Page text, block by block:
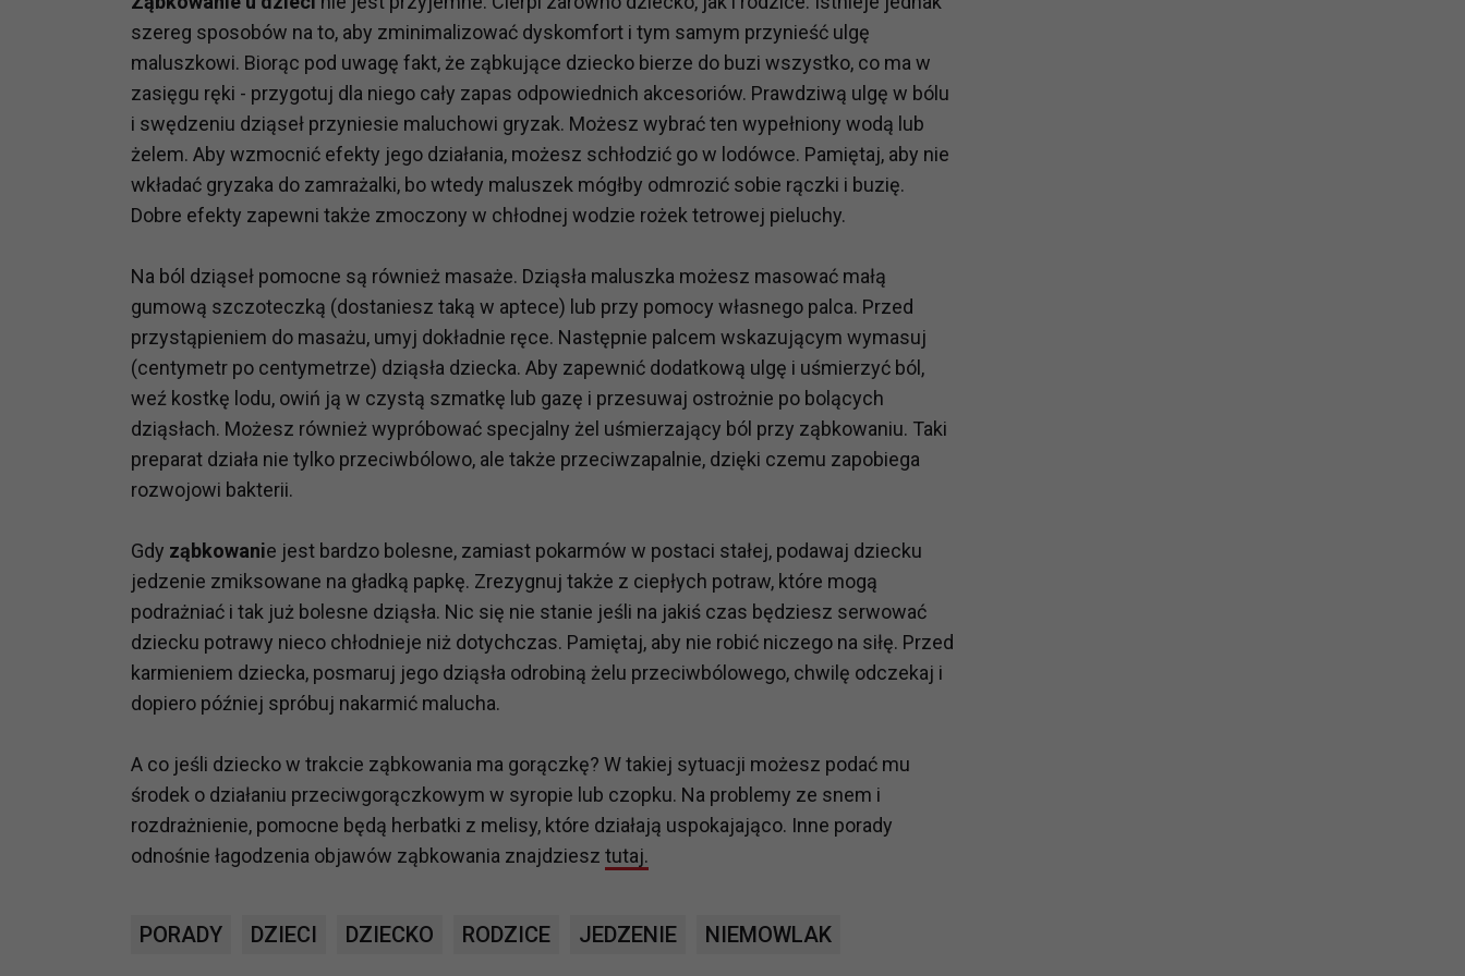
szereg sposobów na to, aby zminimalizować dyskomfort i tym samym przynieść ulgę
maluszkowi. Biorąc pod uwagę fakt, że ząbkujące dziecko bierze do buzi wszystko, co ma w
zasięgu ręki - przygotuj dla niego cały zapas odpowiednich akcesoriów. Prawdziwą ulgę w bólu
i swędzeniu dziąseł przyniesie maluchowi gryzak. Możesz wybrać ten wypełniony wodą lub
żelem. Aby wzmocnić efekty jego działania, możesz schłodzić go w lodówce. Pamiętaj, aby nie
wkładać gryzaka do zamrażalki, bo wtedy maluszek mógłby odmrozić sobie rączki i buzię.
Dobre efekty zapewni także zmoczony w chłodnej wodzie rożek tetrowej pieluchy.
Na ból dziąseł pomocne są również masaże. Dziąsła maluszka możesz masować małą
gumową szczoteczką (dostaniesz taką w aptece) lub przy pomocy własnego palca. Przed
przystąpieniem do masażu, umyj dokładnie ręce. Następnie palcem wskazującym wymasuj
(centymetr po centymetrze) dziąsła dziecka. Aby zapewnić dodatkową ulgę i uśmierzyć ból,
weź kostkę lodu, owiń ją w czystą szmatkę lub gazę i przesuwaj ostrożnie po bolących
dziąsłach. Możesz również wypróbować specjalny żel uśmierzający ból przy ząbkowaniu. Taki
preparat działa nie tylko przeciwbólowo, ale także przeciwzapalnie, dzięki czemu zapobiega
rozwojowi bakterii.
Gdy ząbkowanie jest bardzo bolesne, zamiast pokarmów w postaci stałej, podawaj dziecku
jedzenie zmiksowane na gładką papkę. Zrezygnuj także z ciepłych potraw, które mogą
podrażniać i tak już bolesne dziąsła. Nic się nie stanie jeśli na jakiś czas będziesz serwować
dziecku potrawy nieco chłodnieje niż dotychczas. Pamiętaj, aby nie robić niczego na siłę. Przed
karmieniem dziecka, posmaruj jego dziąsła odrobiną żelu przeciwbólowego, chwilę odczekaj i
dopiero później spróbuj nakarmić malucha.
A co jeśli dziecko w trakcie ząbkowania ma gorączkę? W takiej sytuacji możesz podać mu
środek o działaniu przeciwgorączkowym w syropie lub czopku. Na problemy ze snem i
rozdrażnienie, pomocne będą herbatki z melisy, które działają uspokajająco. Inne porady
odnośnie łagodzenia objawów ząbkowania znajdziesz tutaj.
PORADY DZIECI DZIECKO RODZICE JEDZENIE NIEMOWLAK
potrzebom
Komu możemy przekazać dane?
Zgodnie z obowiązującym prawem Twoje dane możemy przekazywać podmiotom przetwarzającym je na nasze zlecenie,
np. agencjom marketingowym, podwykonawcom naszych usług oraz podmiotom uprawnionym do uzyskania danych na podstawie
obowiązującego prawa np. sądy lub organy ścigania – oczywiście tylko gdy wystąpią z żądaniem w oparciu o stosowną podstawę
prawną. Pragniemy też wspomnieć, że na większości stron internetowych dane o ruchu użytkowników zbierane są przez naszych
Zaufanych parterów.
Masz między innymi prawo do żądania dostępu do danych, sprostowania, usunięcia lub ograniczenia ich przetwarzania. Możesz
także wycofać zgodę na przetwarzanie danych osobowych, zgłosić sprzeciw oraz skorzystać z innych praw wymienionych
szczegółowo tutaj.
Jakie są podstawy prawne przetwarzania Twoich danych?
Każde przetwarzanie Twoich danych musi być oparte na właściwej, zgodnej z obowiązującymi przepisami, podstawie prawnej.
Podstawą prawną przetwarzania Twoich danych w celu świadczenia usług, w tym dopasowywania ich do Twoich zainteresowań,
analizowania ich i udoskonalania oraz zapewniania ich bezpieczeństwa jest niezbędność do wykonania umów o ich świadczenie
(tymi umowami są zazwyczaj regulaminy lub podobne dokumenty dostępne w usługach, z których korzystasz). Taką podstawą
zgody.